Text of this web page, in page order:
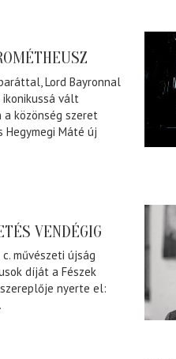
Lord Bayronnal
vált
közönség szeret
Hegymegi Máté új
VENDÉGIG
művészeti újság
díját a Fészek
nyerte el: